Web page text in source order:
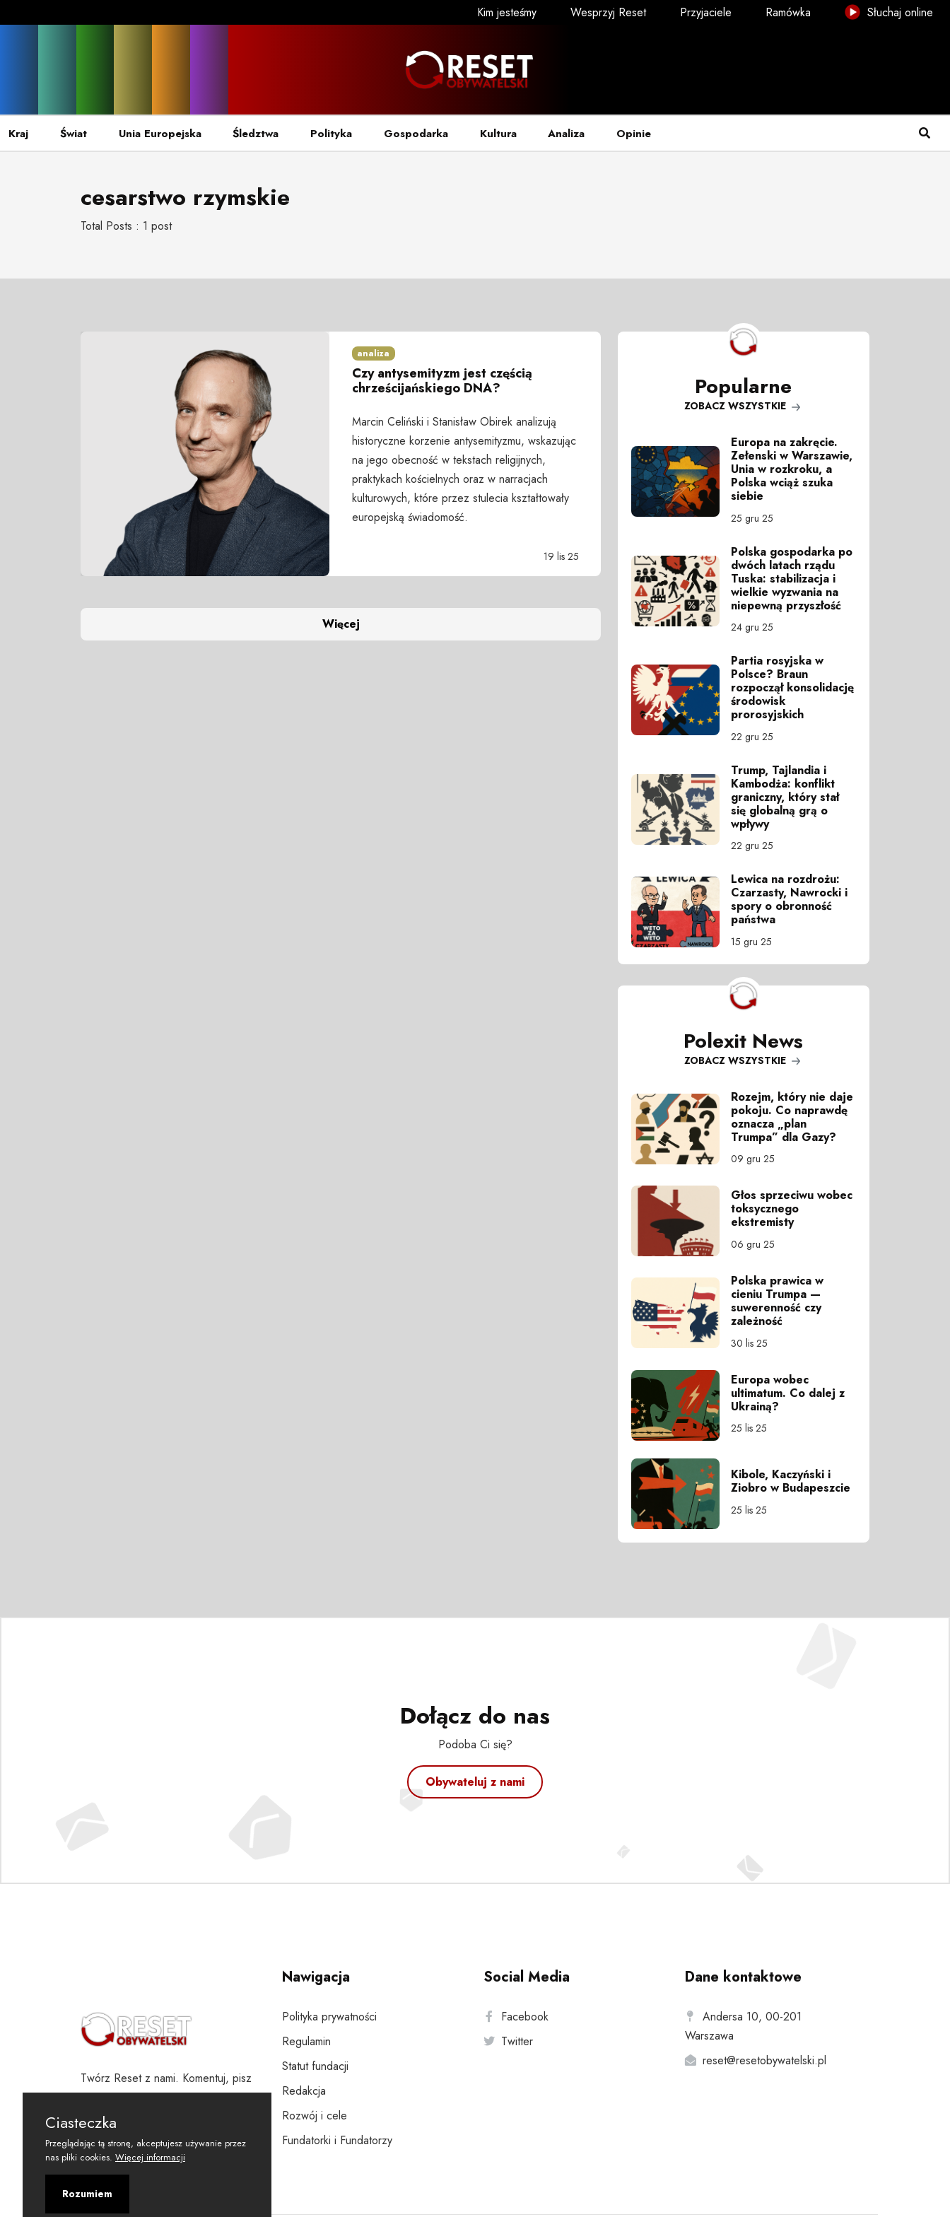
Kim jesteśmy Wesprzyj Reset Przyjaciele Ramówka Słuchaj online
Kraj Świat Unia Europejska Śledztwa Polityka Gospodarka Kultura Analiza Opinie
cesarstwo rzymskie
Total Posts : 1 post
analiza
Czy antysemityzm jest częścią
chrześcijańskiego DNA?
Marcin Celiński i Stanisław Obirek analizują
historyczne korzenie antysemityzmu, wskazując
na jego obecność w tekstach religijnych,
praktykach kościelnych oraz w narracjach
kulturowych, które przez stulecia kształtowały
europejską świadomość.
19 lis 25
Więcej
Popularne
ZOBACZ WSZYSTKIE
Europa na zakręcie.
Zełenski w Warszawie,
Unia w rozkroku, a
Polska wciąż szuka
siebie
25 gru 25
Polska gospodarka po
dwóch latach rządu
Tuska: stabilizacja i
wielkie wyzwania na
niepewną przyszłość
24 gru 25
Partia rosyjska w
Polsce? Braun
rozpoczął konsolidację
środowisk
prorosyjskich
22 gru 25
Trump, Tajlandia i
Kambodża: konflikt
graniczny, który stał
się globalną grą o
wpływy
22 gru 25
Lewica na rozdrożu:
Czarzasty, Nawrocki i
spory o obronność
państwa
15 gru 25
Polexit News
ZOBACZ WSZYSTKIE
Rozejm, który nie daje
pokoju. Co naprawdę
oznacza „plan
Trumpa” dla Gazy?
09 gru 25
Głos sprzeciwu wobec
toksycznego
ekstremisty
06 gru 25
Polska prawica w
cieniu Trumpa —
suwerenność czy
zależność
30 lis 25
Europa wobec
ultimatum. Co dalej z
Ukrainą?
25 lis 25
Kibole, Kaczyński i
Ziobro w Budapeszcie
25 lis 25
Dołącz do nas
Podoba Ci się?
Obywateluj z nami
Twórz Reset z nami. Komentuj, pisz
i wspieraj
Nawigacja
Polityka prywatności
Regulamin
Statut fundacji
Redakcja
Rozwój i cele
Fundatorki i Fundatorzy
Social Media
Facebook
Twitter
Dane kontaktowe
Andersa 10, 00-201
Warszawa
reset@resetobywatelski.pl
Ciasteczka
Przeglądając tą stronę, akceptujesz używanie przez
nas pliki cookies. Więcej informacji
Rozumiem